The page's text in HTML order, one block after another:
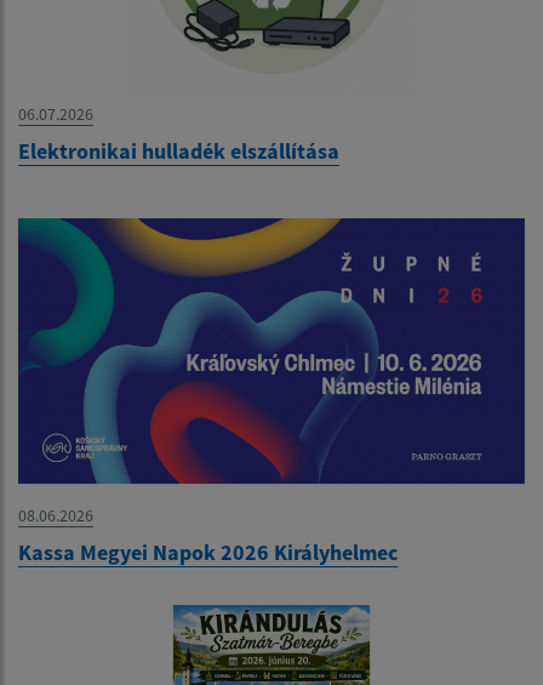
06.07.2026
Elektronikai hulladék elszállítása
08.06.2026
Kassa Megyei Napok 2026 Királyhelmec